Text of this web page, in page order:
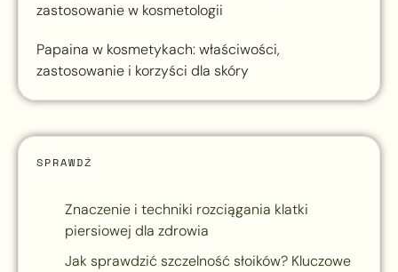
zastosowanie w kosmetologii
Papaina w kosmetykach: właściwości,
zastosowanie i korzyści dla skóry
SPRAWDŹ
Znaczenie i techniki rozciągania klatki
piersiowej dla zdrowia
Jak sprawdzić szczelność słoików? Kluczowe